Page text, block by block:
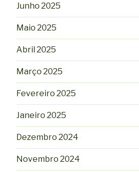
Junho 2025
Maio 2025
Abril 2025
Março 2025
Fevereiro 2025
Janeiro 2025
Dezembro 2024
Novembro 2024